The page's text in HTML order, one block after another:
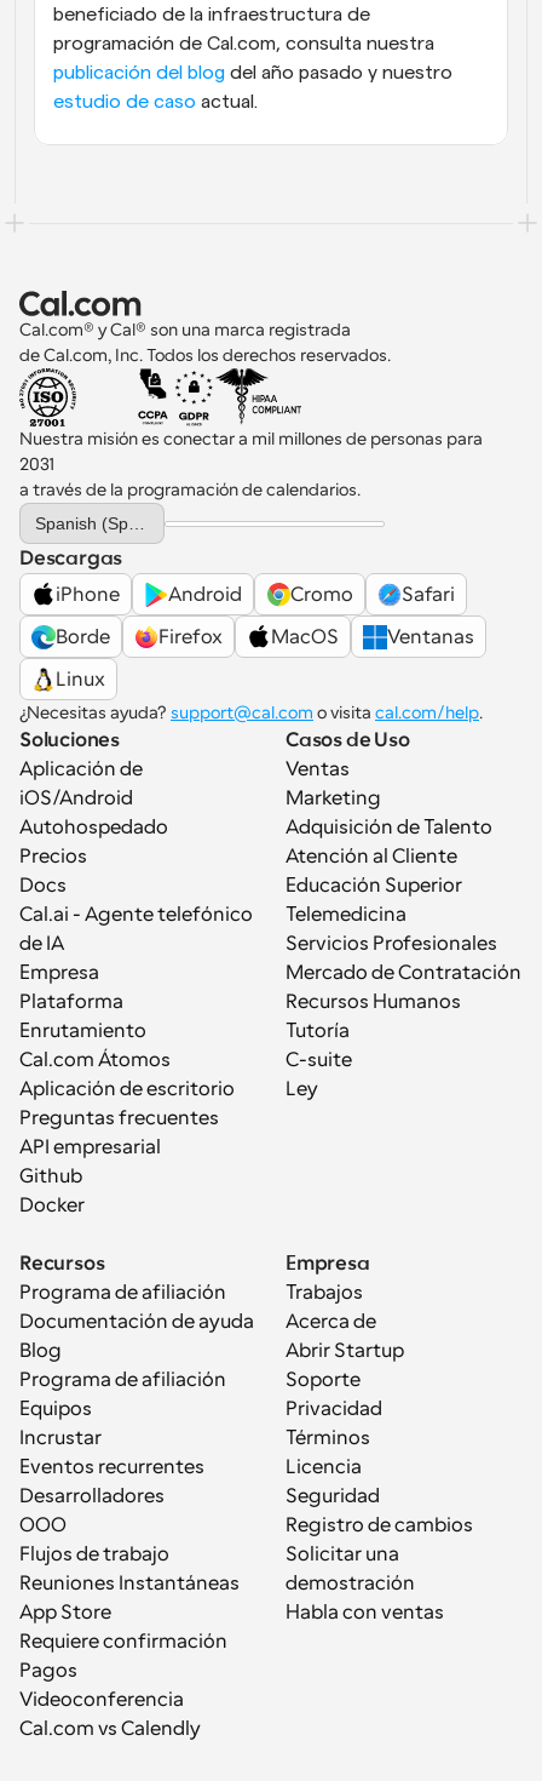
beneficiado de la infraestructura de
publicación del blog
estudio de caso actual.
Cal.com® y Cal® son una marca registrada
de Cal.com, Inc. Todos los derechos reservados.
Nuestra misión es conectar a mil millones de personas para
2031
a través de la programación de calendarios.
Select Language
Descargas
iPhone
Android Cromo
Safari
Borde
Firefox MacOS
Ventanas
Linux
¿Necesitas ayuda? support@cal.com o visita cal.com/help.
Soluciones
Aplicación de
iOS/Android
Autohospedado
Precios
Docs
Cal.ai - Agente telefónico
de IA
Empresa
Plataforma
Enrutamiento
Cal.com Átomos
Aplicación de escritorio
Preguntas frecuentes
API empresarial
Github
Docker
Casos de Uso
Ventas
Marketing
Adquisición de Talento
Atención al Cliente
Educación Superior
Telemedicina
Servicios Profesionales
Mercado de Contratación
Recursos Humanos
Tutoría
C-suite
Ley
Recursos
Programa de afiliación
Documentación de ayuda
Blog
Programa de afiliación
Equipos
Incrustar
Eventos recurrentes
Desarrolladores
OOO
Flujos de trabajo
Reuniones Instantáneas
App Store
Requiere confirmación
Pagos
Videoconferencia
Cal.com vs Calendly
Empresa
Trabajos
Acerca de
Abrir Startup
Soporte
Privacidad
Términos
Licencia
Seguridad
Registro de cambios
Solicitar una
demostración
Habla con ventas